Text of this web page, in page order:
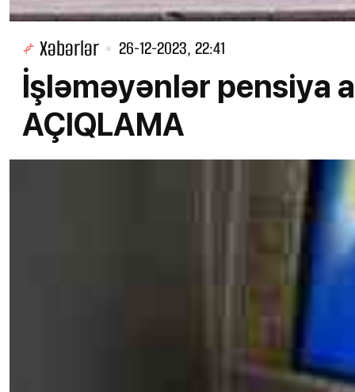
Xəbərlər 26-12-2023, 22:41
İşləməyənlər pensiya
AÇIQLAMA